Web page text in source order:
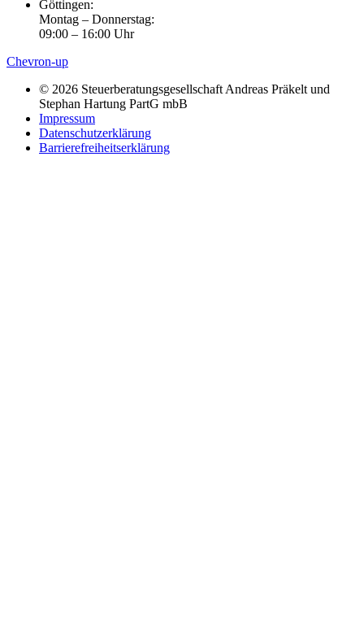
Göttingen:
Montag – Donnerstag:
09:00 – 16:00 Uhr
Chevron-up
© 2026 Steuerberatungsgesellschaft Andreas Präkelt und
Stephan Hartung PartG mbB
Impressum
Datenschutzerklärung
Barrierefreiheitserklärung